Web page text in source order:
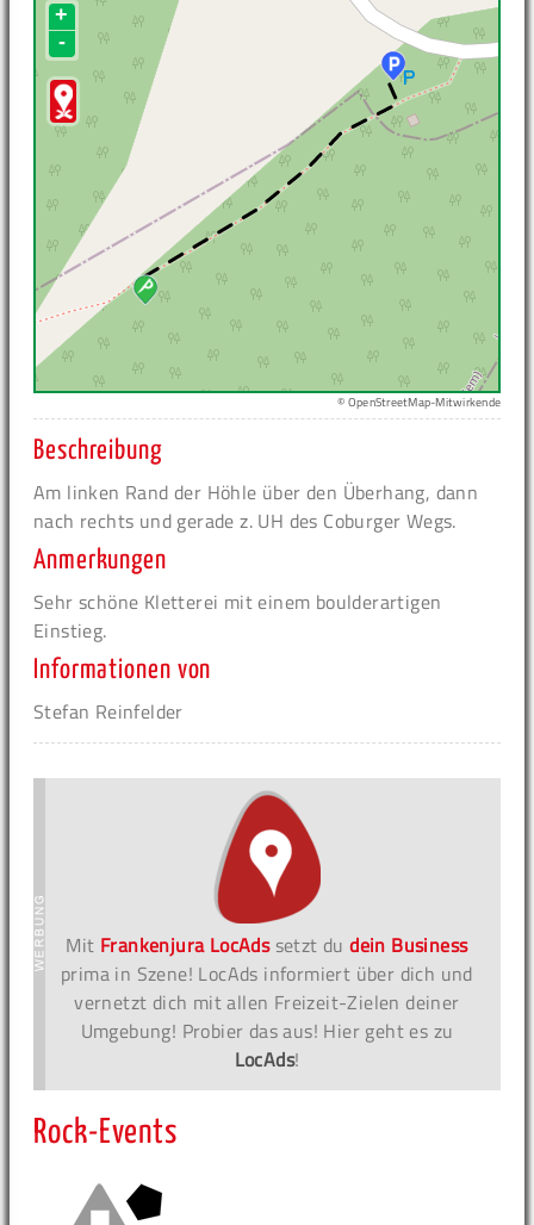
+
-
© OpenStreetMap-Mitwirkende
Beschreibung
Am linken Rand der Höhle über den Überhang, dann
nach rechts und gerade z. UH des Coburger Wegs.
Anmerkungen
Sehr schöne Kletterei mit einem boulderartigen
Einstieg.
Informationen von
Stefan Reinfelder
Mit Frankenjura LocAdssetzt dudein Business
prima in Szene! LocAds informiert über dich und
vernetzt dich mit allen Freizeit-Zielen deiner
Umgebung! Probier das aus! Hier geht es zu
LocAds!
Rock-Events